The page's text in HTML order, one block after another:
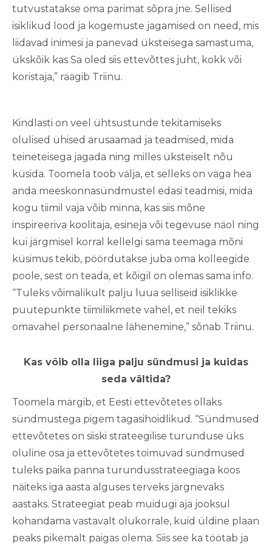
tutvustatakse oma parimat sõpra jne. Sellised
isiklikud lood ja kogemuste jagamised on need, mis
liidavad inimesi ja panevad üksteisega samastuma,
ükskõik kas Sa oled siis ettevõttes juht, kokk või
koristaja,” räägib Triinu.
Kindlasti on veel ühtsustunde tekitamiseks
olulised ühised arusaamad ja teadmised, mida
teineteisega jagada ning milles üksteiselt nõu
küsida. Toomela toob välja, et selleks on väga hea
anda meeskonnasündmustel edasi teadmisi, mida
kogu tiimil vaja võib minna, kas siis mõne
inspireeriva koolitaja, esineja või tegevuse näol ning
kui järgmisel korral kellelgi sama teemaga mõni
küsimus tekib, pöördutakse juba oma kolleegide
poole, sest on teada, et kõigil on olemas sama info.
“Tuleks võimalikult palju luua selliseid isiklikke
puutepunkte tiimiliikmete vahel, et neil tekiks
omavahel personaalne lähenemine,” sõnab Triinu.
Kas võib olla liiga palju sündmusi ja kuidas
seda vältida?
Toomela märgib, et Eesti ettevõtetes ollaks
sündmustega pigem tagasihoidlikud. “Sündmused
ettevõtetes on siiski strateegilise turunduse üks
oluline osa ja ettevõtetes toimuvad sündmused
tuleks paika panna turundusstrateegiaga koos
näiteks iga aasta alguses terveks järgnevaks
aastaks. Strateegiat peab muidugi aja jooksul
kohandama vastavalt olukorrale, kuid üldine plaan
peaks pikemalt paigas olema. Siis see ka töötab ja